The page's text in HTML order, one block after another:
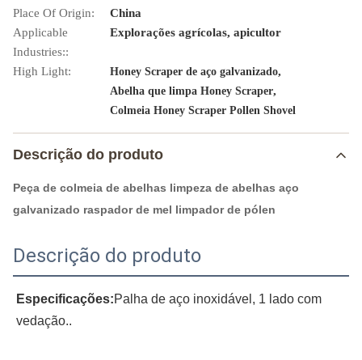
Place Of Origin:
China
Applicable
Industries::
Explorações agrícolas, apicultor
High Light: Honey Scraper de aço galvanizado,
Abelha que limpa Honey Scraper,
Colmeia Honey Scraper Pollen Shovel
Descrição do produto
Peça de colmeia de abelhas limpeza de abelhas aço
galvanizado raspador de mel limpador de pólen
Descrição do produto
Especificações:Palha de aço inoxidável, 1 lado com
vedação..